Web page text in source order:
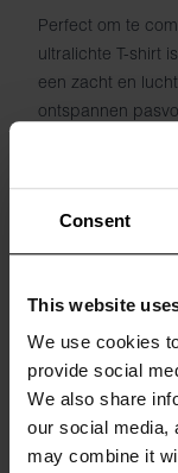
Consent
This website
We use cookies
provide social
We also share
our social media,
may combine it
Perfect om te
ultralichte T-shirt
een zacht en
ontspannen
Het model op
Specificatie
Wasvoorschriften